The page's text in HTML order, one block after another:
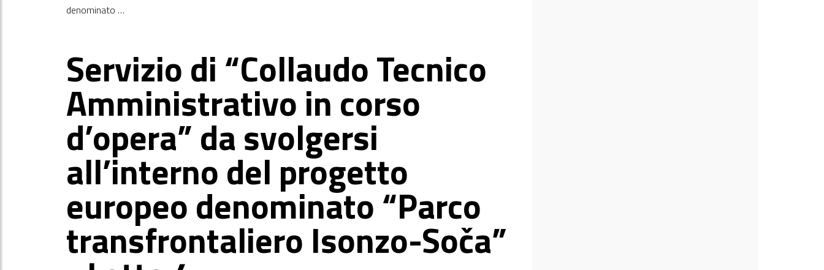
denominato …
Servizio di “Collaudo Tecnico
Amministrativo in corso
d’opera” da svolgersi
all’interno del progetto
europeo denominato “Parco
transfrontaliero Isonzo-Soča”